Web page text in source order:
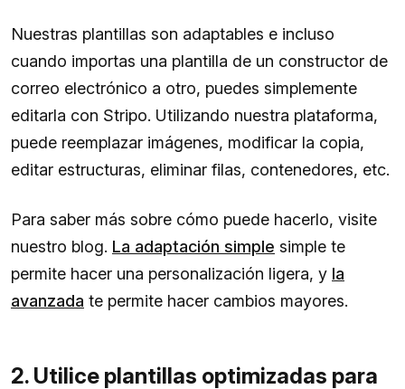
Nuestras plantillas son adaptables e incluso
cuando importas una plantilla de un constructor de
correo electrónico a otro, puedes simplemente
editarla con Stripo. Utilizando nuestra plataforma,
puede reemplazar imágenes, modificar la copia,
editar estructuras, eliminar filas, contenedores, etc.
Para saber más sobre cómo puede hacerlo, visite
nuestro blog. La adaptación simple simple te
permite hacer una personalización ligera, y la
avanzada te permite hacer cambios mayores.
2. Utilice plantillas optimizadas para